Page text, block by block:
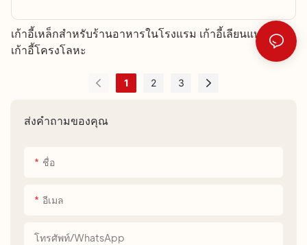
ส่งคำถามของคุณ
ชื่อ
อีเมล
โทรศัพท์/WhatsApp
เก้าอี้เหล็กสำหรับร้านอาหารในโรงแรม เก้าอี้เลียนแบบไม้
เก้าอี้โครงโลหะ
1 2 3